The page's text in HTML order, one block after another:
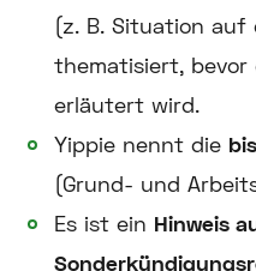
(z. B. Situation auf
thematisiert, bevor
erläutert wird.
Yippie nennt die
(Grund- und
Es ist ein Hinweis